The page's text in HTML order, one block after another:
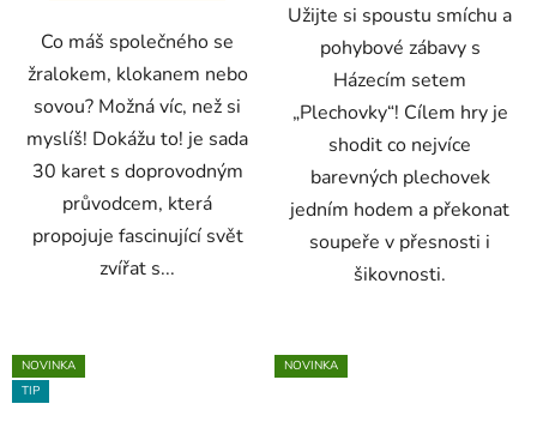
Co máš společného se
žralokem, klokanem nebo
sovou? Možná víc, než si
myslíš! Dokážu to! je sada
30 karet s doprovodným
průvodcem, která
propojuje fascinující svět
zvířat s...
Užijte si spoustu smíchu a
pohybové zábavy s
Házecím setem
„Plechovky“! Cílem hry je
shodit co nejvíce
barevných plechovek
jedním hodem a překonat
soupeře v přesnosti i
šikovnosti.
NOVINKA
TIP
NOVINKA